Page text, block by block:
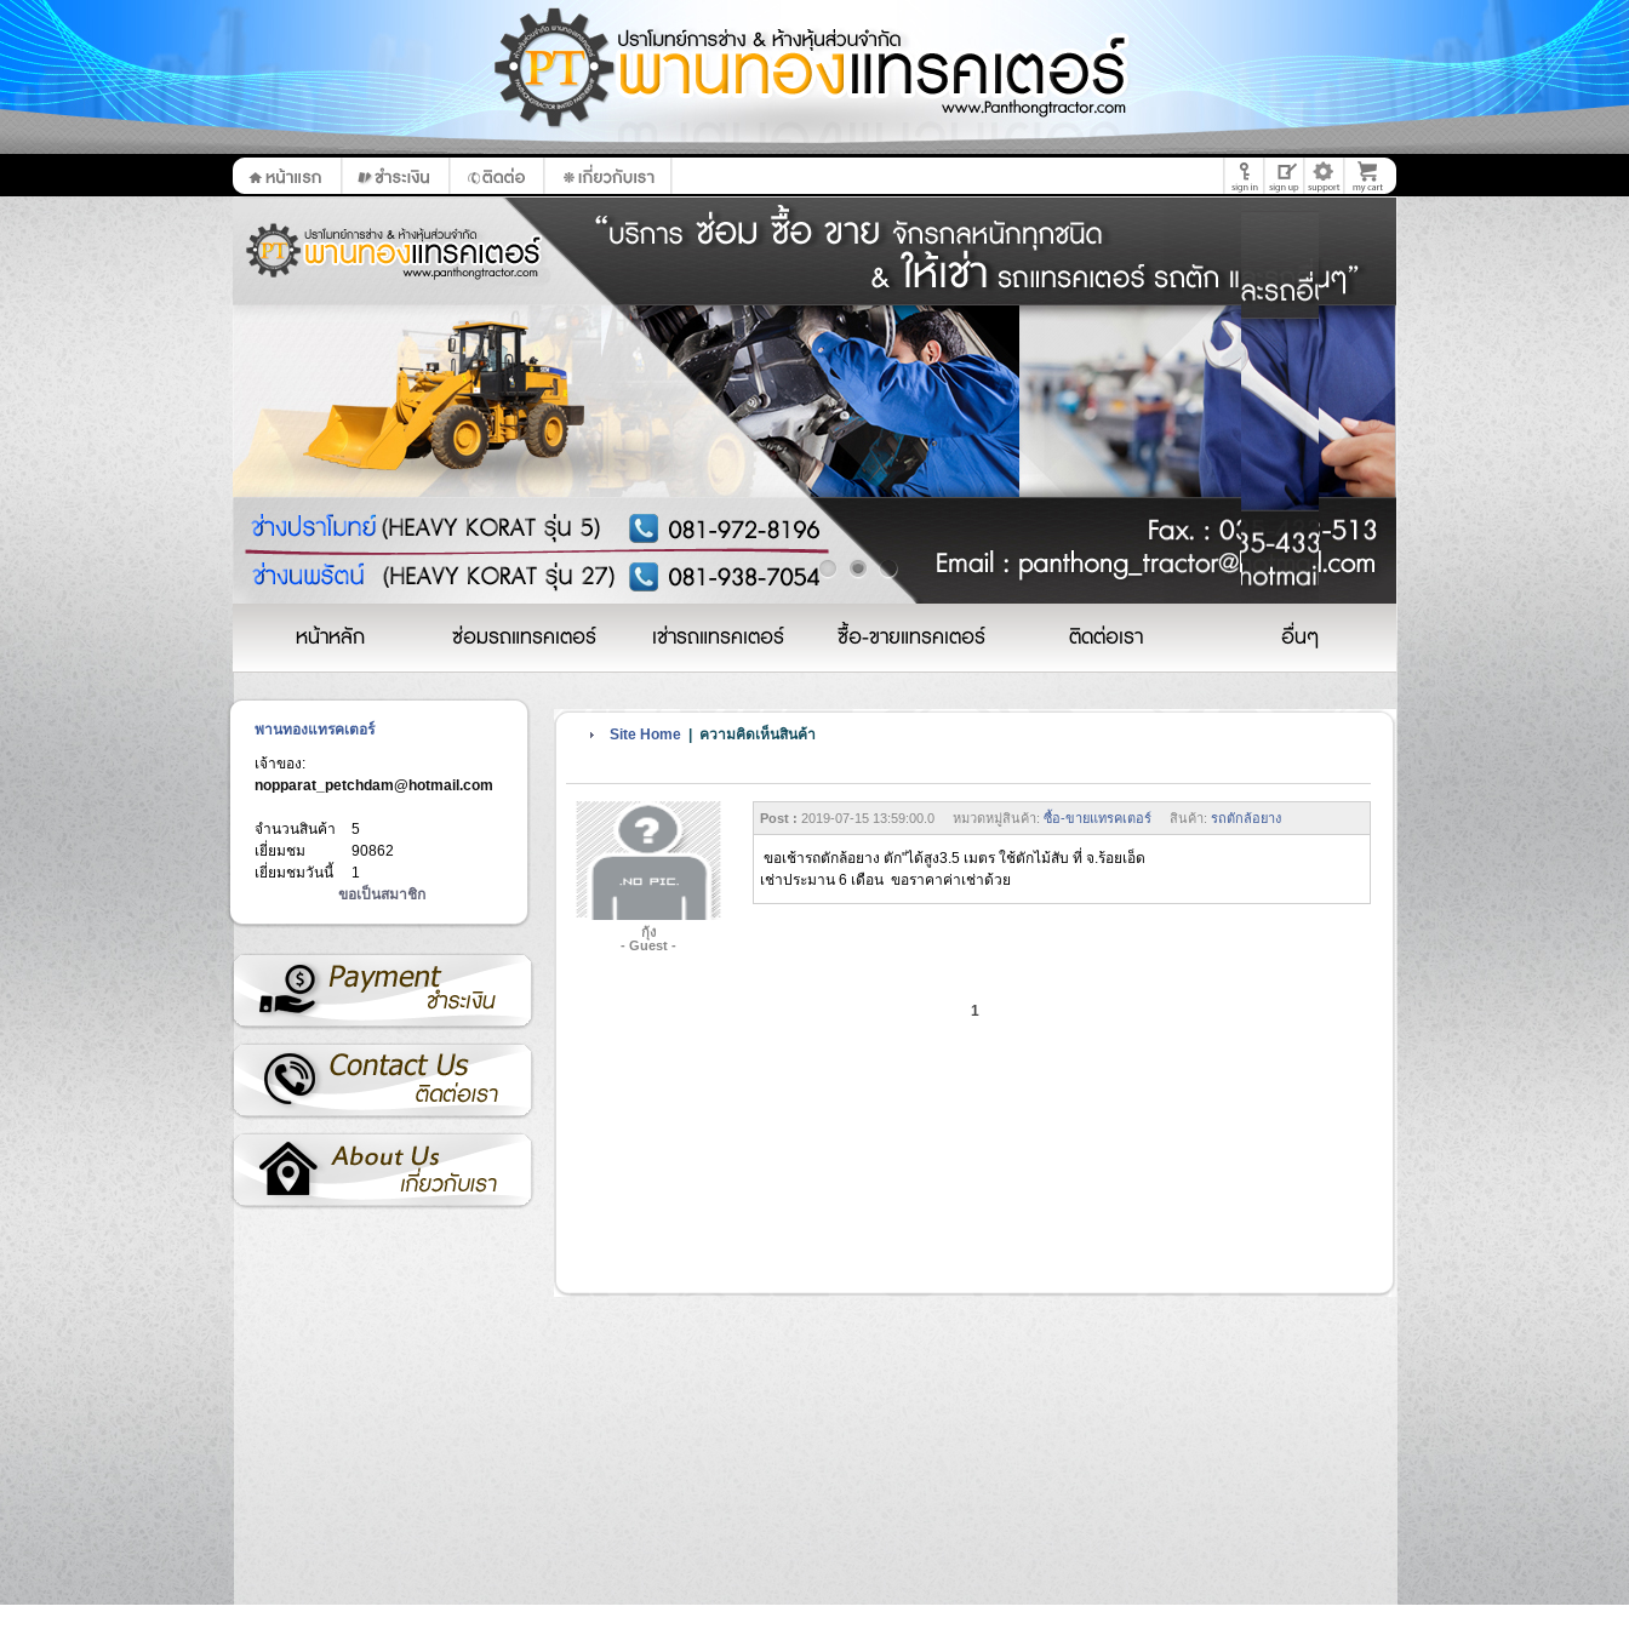
หน้าหลัก ซ่อมรถแทรคเตอร์ เช่ารถแทรคเตอร์ ซื้อ-ขายแทรคเตอร์ ติดต่อเรา อื่นๆ
พานทองแทรคเตอร์
เจ้าของ:
nopparat_petchdam@hotmail.com
จำนวนสินค้า
5
เยี่ยมชม
90862
เยี่ยมชมวันนี้
1
ขอเป็นสมาชิก
Site Home | ความคิดเห็นสินค้า
กุ้ง
- Guest -
Post : 2019-07-15 13:59:00.0 หมวดหมู่สินค้า: ซื้อ-ขายแทรคเตอร์ สินค้า: รถตักล้อยาง
ขอเช้ารถตักล้อยาง ตัก"ได้สูง3.5 เมตร ใช้ตักไม้สับ ที่ จ.ร้อยเอ็ด
เช่าประมาน 6 เดือน ขอราคาค่าเช่าด้วย
1